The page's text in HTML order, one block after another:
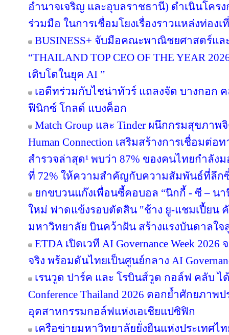
อำนาจเจริญ และอุบลราชธานี) ดำเนินโคร
ร่วมมือ ในการเชื่อมโยงเรื่องราวแหล่งท่อง
BUSINESS+ จับมือคณะพาณิชยศาสตร์แ
“THAILAND TOP CEO OF THE YEAR
เติบโตในยุค AI ”
เอดีทร่วมกับไชน่าทัวร์ แถลงจัด บางกอก
ฟีนิกซ์ โกลด์ แบงค็อก
Match Group และ Tinder ผนึกกรมสุขภา
Human Connection เสริมสร้างการเชื่อมต่อ
สำรวจล่าสุด¹ พบว่า 87% ของคนไทยกำลั
ที่ 72% ให้ความสำคัญกับความสัมพันธ์ที่ลึก
ยกขบวนแก๊งเพื่อนซี้คอบอล “นิกกี้ - ซี – นา
ใหม่ ฟาดแข้งรอบตัดสิน "ช้าง ยู-แชมเปี้ยน
มหาวิทยาลัย บินคว้าฝัน สร้างแรงบันดาลใ
ETDA เปิดเวที AI Governance Week
จริง พร้อมดันไทยเป็นศูนย์กลาง AI
เรนวูด ปาร์ค และ โรบินส์วูด กอล์ฟ คลับ ไ
Conference Thailand 2026 ตอกย้ำศักยภาพ
อุตสาหกรรมกอล์ฟแห่งเอเชียแปซิฟิก
เครือข่ายมหาวิทยาลัยยั่งยืนแห่งประเทศ